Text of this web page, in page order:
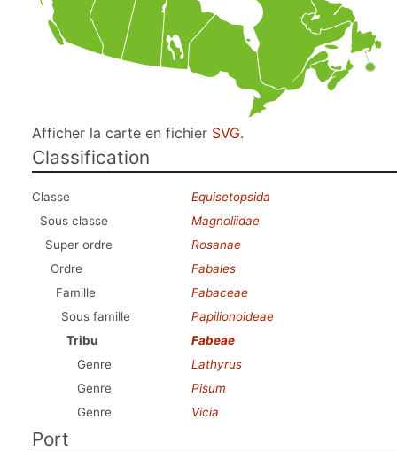
Afficher la carte en fichier SVG.
Classification
Classe
Equisetopsida
Sous classe
Magnoliidae
Super ordre
Rosanae
Ordre
Fabales
Famille
Fabaceae
Sous famille
Papilionoideae
Tribu
Fabeae
Genre
Lathyrus
Genre
Pisum
Genre
Vicia
Port